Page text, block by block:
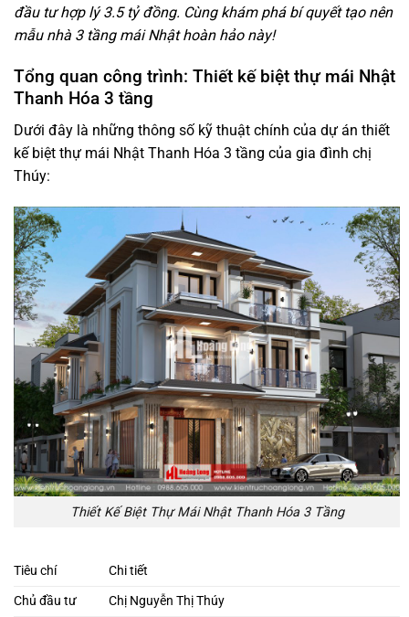
đầu tư hợp lý 3.5 tỷ đồng. Cùng khám phá bí quyết tạo nên
mẫu nhà 3 tầng mái Nhật hoàn hảo này!
Tổng quan công trình: Thiết kế biệt thự mái Nhật
Thanh Hóa 3 tầng
Dưới đây là những thông số kỹ thuật chính của dự án thiết
kế biệt thự mái Nhật Thanh Hóa 3 tầng của gia đình chị
Thúy:
Thiết Kế Biệt Thự Mái Nhật Thanh Hóa 3 Tầng
Tiêu chí
Chi tiết
Chủ đầu tư
Chị Nguyễn Thị Thúy